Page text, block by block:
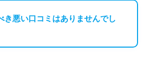
き悪い口コミはありませんでし